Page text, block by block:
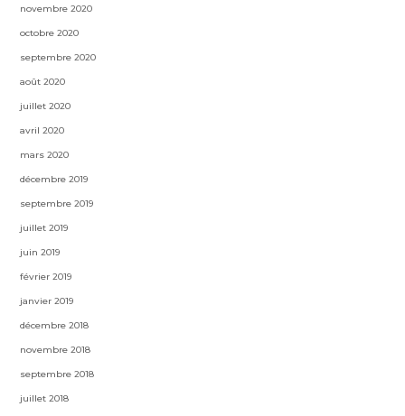
novembre 2020
octobre 2020
septembre 2020
août 2020
juillet 2020
avril 2020
mars 2020
décembre 2019
septembre 2019
juillet 2019
juin 2019
février 2019
janvier 2019
décembre 2018
novembre 2018
septembre 2018
juillet 2018